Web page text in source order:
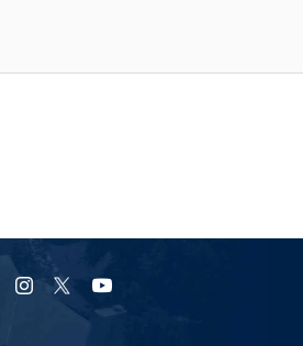
URI
Facebook
URI
Instagram
URI
X